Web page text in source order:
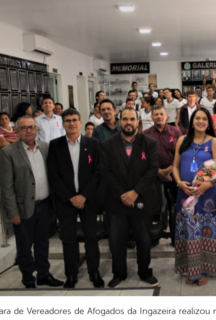
de Vereadores de Afogados da Ingazeira